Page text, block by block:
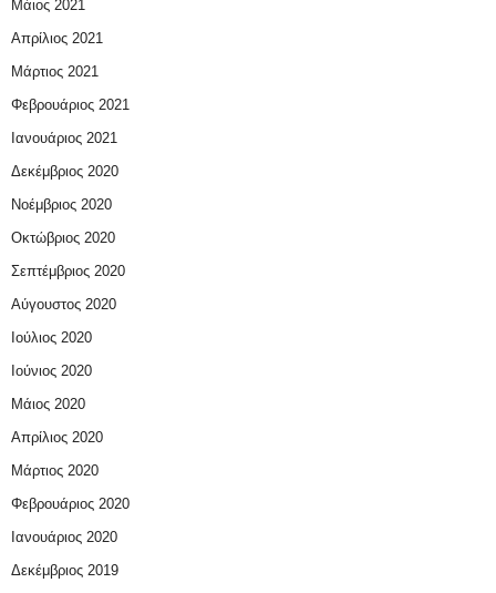
Μάιος 2021
Απρίλιος 2021
Μάρτιος 2021
Φεβρουάριος 2021
Ιανουάριος 2021
Δεκέμβριος 2020
Νοέμβριος 2020
Οκτώβριος 2020
Σεπτέμβριος 2020
Αύγουστος 2020
Ιούλιος 2020
Ιούνιος 2020
Μάιος 2020
Απρίλιος 2020
Μάρτιος 2020
Φεβρουάριος 2020
Ιανουάριος 2020
Δεκέμβριος 2019